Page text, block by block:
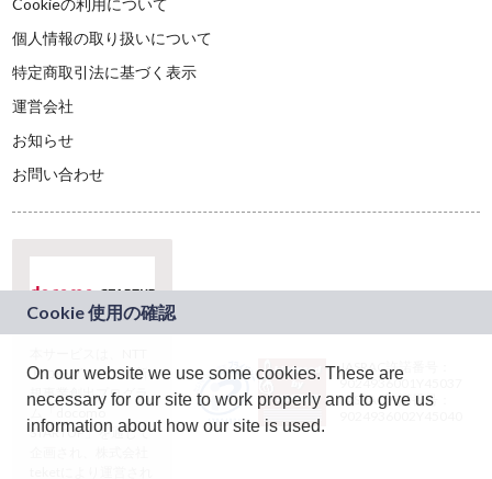
Cookieの利用について
個人情報の取り扱いについて
特定商取引法に基づく表示
運営会社
お知らせ
お問い合わせ
ドコモグループの新
規事業創出プログラ
ム「docomo
STARTUP」を通じて
JASRAC許諾番号：
9024936001Y45037
JASRAC許諾番号：
On our website we use some cookies. These are
necessary for our site to work properly and to give us
information about how our site is used.